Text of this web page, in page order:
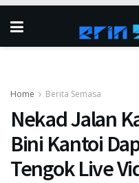
Home Berita Semasa
Nekad Jalan
Bini Kantoi
Tengok Live